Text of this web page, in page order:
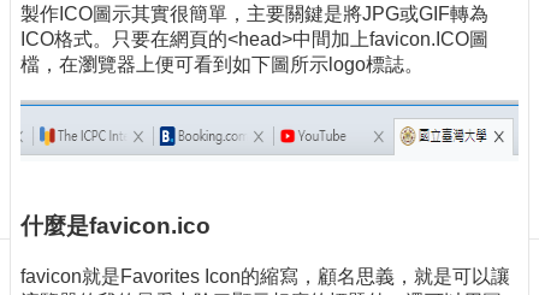
消
網
站
導
覽
消
製作ICO圖示其實很簡單，主要關鍵是將JPG或GIF轉為
ICO格式。只要在網頁的<head>中間加上favicon.ICO圖
檔，在瀏覽器上便可看到如下圖所示logo標誌。
什麼是favicon.ico
favicon就是Favorites Icon的縮寫，顧名思義，就是可以讓